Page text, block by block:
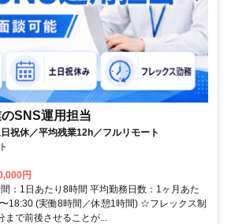
SNS運用担当
祝休／平均残業12h／フルリモート
円
：1日あたり8時間 平均勤務日数：1ヶ月あた
18:30 (実働8時間／休憩1時間) ☆フレックス制
まで前後させることが...